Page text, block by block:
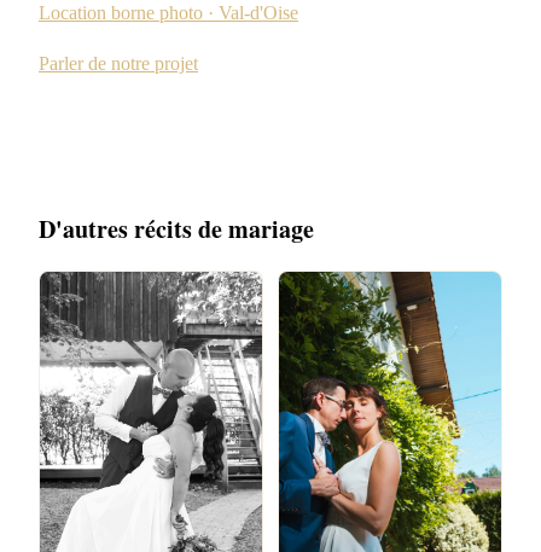
Location borne photo · Val-d'Oise
Parler de notre projet
D'autres récits de mariage